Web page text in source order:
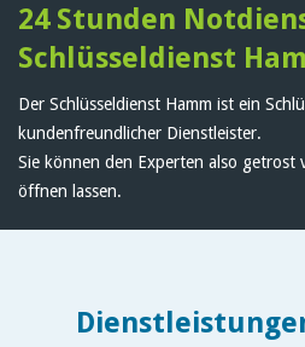
24 Stunden
Schlüsseldienst
Der Schlüsseldienst Hamm ist ein
kundenfreundlicher Dienstleister.
Sie können den Experten also getrost
öffnen lassen.